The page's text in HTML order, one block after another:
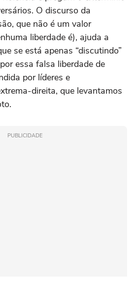
O discurso da
que não é um valor
liberdade é), ajuda a
se está apenas “discutindo”
essa falsa liberdade de
por líderes e
direita, que levantamos
PUBLICIDADE